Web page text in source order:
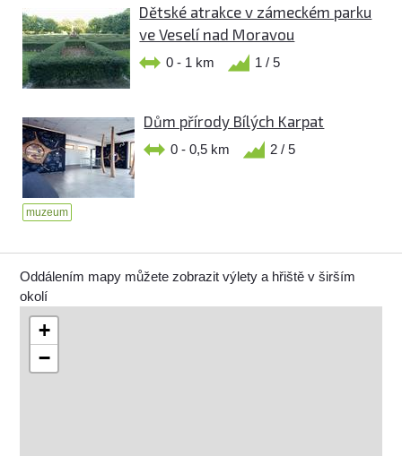
Dětské atrakce v zámeckém parku
ve Veselí nad Moravou
0 - 1 km 1 / 5
Dům přírody Bílých Karpat
0 - 0,5 km 2 / 5
muzeum
Oddálením mapy můžete zobrazit výlety a hřiště v širším
okolí
+
−